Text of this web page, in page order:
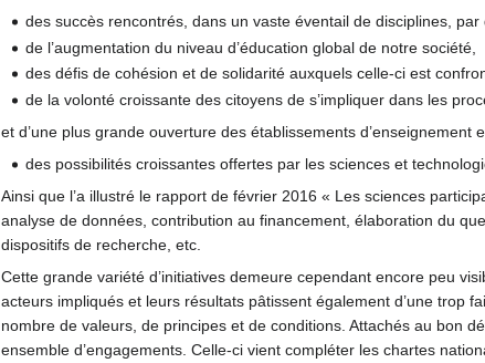
des succès rencontrés, dans un vaste éventail de disciplines,
de l’augmentation du niveau d’éducation global de notre société,
des défis de cohésion et de solidarité auxquels celle-ci est
de la volonté croissante des citoyens de s’impliquer dans les
et d’une plus grande ouverture des établissements d’enseignement
des possibilités croissantes offertes par les sciences et
Ainsi que l’a illustré le rapport de février 2016 « Les sciences
analyse de données, contribution au financement, élaboration du
dispositifs de recherche, etc.
Cette grande variété d’initiatives demeure cependant encore peu
acteurs impliqués et leurs résultats pâtissent également d’une trop
nombre de valeurs, de principes et de conditions. Attachés au bon
ensemble d’engagements. Celle-ci vient compléter les chartes